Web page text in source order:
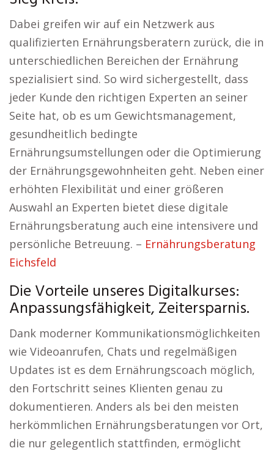
Dabei greifen wir auf ein Netzwerk aus
qualifizierten Ernährungsberatern zurück, die in
unterschiedlichen Bereichen der Ernährung
spezialisiert sind. So wird sichergestellt, dass
jeder Kunde den richtigen Experten an seiner
Seite hat, ob es um Gewichtsmanagement,
gesundheitlich bedingte
Ernährungsumstellungen oder die Optimierung
der Ernährungsgewohnheiten geht. Neben einer
erhöhten Flexibilität und einer größeren
Auswahl an Experten bietet diese digitale
Ernährungsberatung auch eine intensivere und
persönliche Betreuung. – Ernährungsberatung
Eichsfeld
Die Vorteile unseres Digitalkurses:
Anpassungsfähigkeit, Zeitersparnis.
Dank moderner Kommunikationsmöglichkeiten
wie Videoanrufen, Chats und regelmäßigen
Updates ist es dem Ernährungscoach möglich,
den Fortschritt seines Klienten genau zu
dokumentieren. Anders als bei den meisten
herkömmlichen Ernährungsberatungen vor Ort,
die nur gelegentlich stattfinden, ermöglicht